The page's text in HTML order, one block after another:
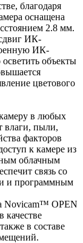
благодаря
оснащена
2.8 мм.
ИК-
ИК-
объекты
цветового
в любых
влаги, пыли,
факторов
к камере из
облачным
связь со
и программным
Novicam™ OPEN
качестве
в составе